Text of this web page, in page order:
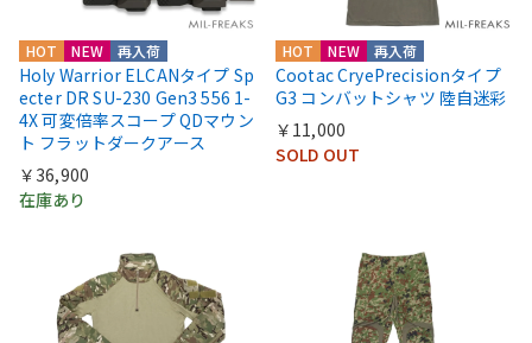
HOT NEW 再入荷
Holy Warrior ELCANタイプ Sp
ecter DR SU-230 Gen3 556 1-
4X 可変倍率スコープ QDマウン
ト フラットダークアース
￥36,900
在庫あり
HOT NEW 再入荷
Cootac CryePrecisionタイプ
G3 コンバットシャツ 陸自迷彩
￥11,000
SOLD OUT